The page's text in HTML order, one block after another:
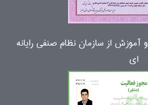
از سازمان نظام صنفی رایانه
ای